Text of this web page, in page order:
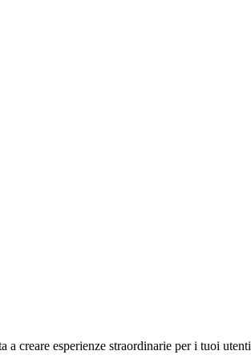
a creare esperienze straordinarie per i tuoi utenti